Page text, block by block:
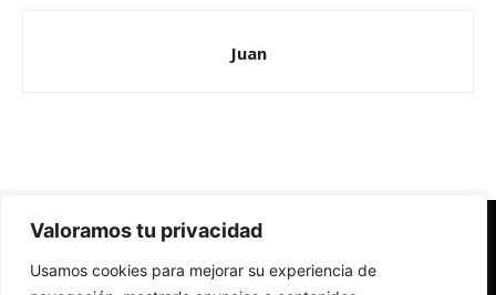
Valoramos tu privacidad
Usamos cookies para mejorar su experiencia de
Juan
Redes Cristianas
Una mirada alternativa sobre la Iglesia católica y la sociedad
- Colectivos de Redes Cristianas